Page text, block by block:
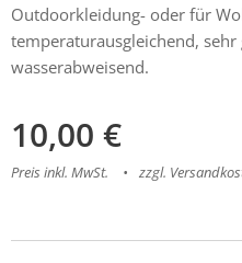
Outdoorkleidung- oder für
temperaturausgleichend,
wasserabweisend.
10,00 €
Preis inkl. MwSt. zzgl.